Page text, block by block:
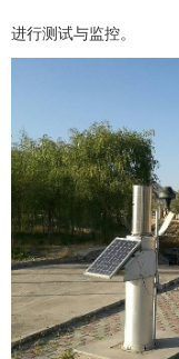
进行测试与监控。